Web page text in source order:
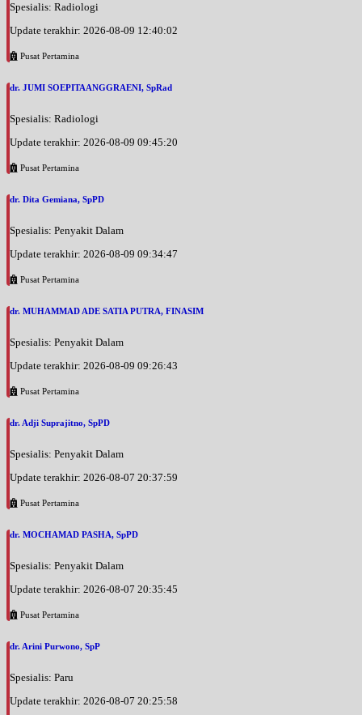
Spesialis: Radiologi
Update terakhir: 2026-08-09 12:40:02
Pusat Pertamina
dr. JUMI SOEPITAANGGRAENI, SpRad
Spesialis: Radiologi
Update terakhir: 2026-08-09 09:45:20
Pusat Pertamina
dr. Dita Gemiana, SpPD
Spesialis: Penyakit Dalam
Update terakhir: 2026-08-09 09:34:47
Pusat Pertamina
dr. MUHAMMAD ADE SATIA PUTRA, FINASIM
Spesialis: Penyakit Dalam
Update terakhir: 2026-08-09 09:26:43
Pusat Pertamina
dr. Adji Suprajitno, SpPD
Spesialis: Penyakit Dalam
Update terakhir: 2026-08-07 20:37:59
Pusat Pertamina
dr. MOCHAMAD PASHA, SpPD
Spesialis: Penyakit Dalam
Update terakhir: 2026-08-07 20:35:45
Pusat Pertamina
dr. Arini Purwono, SpP
Spesialis: Paru
Update terakhir: 2026-08-07 20:25:58